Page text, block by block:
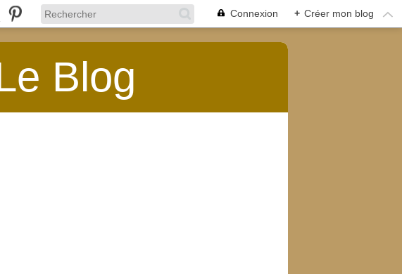
Connexion + Créer mon blog
Blog